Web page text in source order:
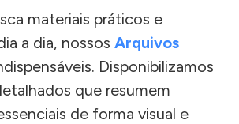
materiais práticos e
a dia, nossos Arquivos
Disponibilizamos
que resumem
de forma visual e